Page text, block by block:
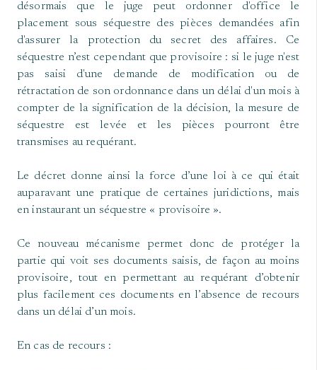
désormais que le juge peut ordonner d'office le
placement sous séquestre des pièces demandées afin
d'assurer la protection du secret des affaires. Ce
séquestre n’est cependant que provisoire : si le juge n'est
pas saisi d'une demande de modification ou de
rétractation de son ordonnance dans un délai d'un mois à
compter de la signification de la décision, la mesure de
séquestre est levée et les pièces pourront être
transmises au requérant.
Le décret donne ainsi la force d’une loi à ce qui était
auparavant une pratique de certaines juridictions, mais
en instaurant un séquestre « provisoire ».
Ce nouveau mécanisme permet donc de protéger la
partie qui voit ses documents saisis, de façon au moins
provisoire, tout en permettant au requérant d’obtenir
plus facilement ces documents en l’absence de recours
dans un délai d’un mois.
En cas de recours :